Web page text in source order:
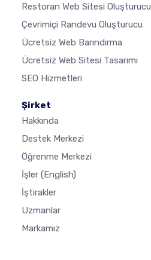
Restoran Web Sitesi Oluşturucu
Çevrimiçi Randevu Oluşturucu
Ücretsiz Web Barındırma
Ücretsiz Web Sitesi Tasarımı
SEO Hizmetleri
Şirket
Hakkında
Destek Merkezi
Öğrenme Merkezi
İşler (English)
İştirakler
Uzmanlar
Markamız